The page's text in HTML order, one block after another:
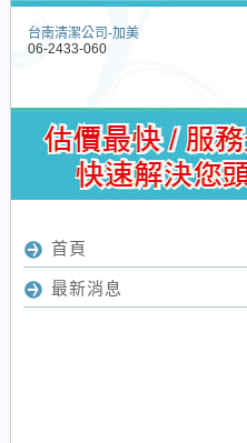
台南清潔公司-加美
06-2433-060
首頁
最新消息